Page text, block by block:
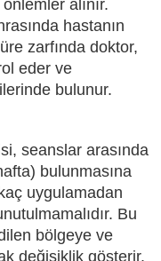
alınır.
hastanın
zarfında doktor,
eder ve
bulunur.
seanslar arasında
bulunmasına
uygulamadan
Bu
bölgeye ve
değişiklik gösterir.